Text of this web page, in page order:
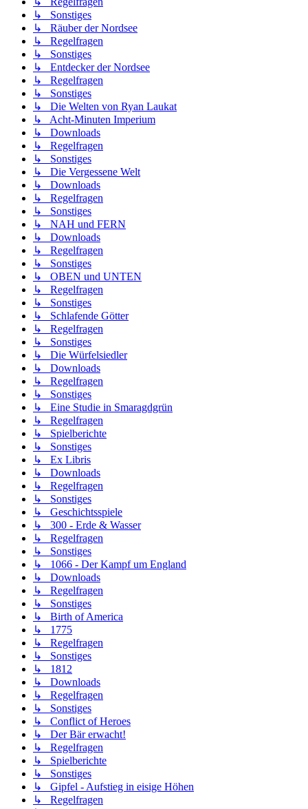
↳ Sonstiges
↳ Räuber der Nordsee
↳ Regelfragen
↳ Sonstiges
↳ Entdecker der Nordsee
↳ Regelfragen
↳ Sonstiges
↳ Die Welten von Ryan Laukat
↳ Acht-Minuten Imperium
↳ Downloads
↳ Regelfragen
↳ Sonstiges
↳ Die Vergessene Welt
↳ Downloads
↳ Regelfragen
↳ Sonstiges
↳ NAH und FERN
↳ Downloads
↳ Regelfragen
↳ Sonstiges
↳ OBEN und UNTEN
↳ Regelfragen
↳ Sonstiges
↳ Schlafende Götter
↳ Regelfragen
↳ Sonstiges
↳ Die Würfelsiedler
↳ Downloads
↳ Regelfragen
↳ Sonstiges
↳ Eine Studie in Smaragdgrün
↳ Regelfragen
↳ Spielberichte
↳ Sonstiges
↳ Ex Libris
↳ Downloads
↳ Regelfragen
↳ Sonstiges
↳ Geschichtsspiele
↳ 300 - Erde & Wasser
↳ Regelfragen
↳ Sonstiges
↳ 1066 - Der Kampf um England
↳ Downloads
↳ Regelfragen
↳ Sonstiges
↳ Birth of America
↳ 1775
↳ Regelfragen
↳ Sonstiges
↳ 1812
↳ Downloads
↳ Regelfragen
↳ Sonstiges
↳ Conflict of Heroes
↳ Der Bär erwacht!
↳ Regelfragen
↳ Spielberichte
↳ Sonstiges
↳ Gipfel - Aufstieg in eisige Höhen
↳ Regelfragen